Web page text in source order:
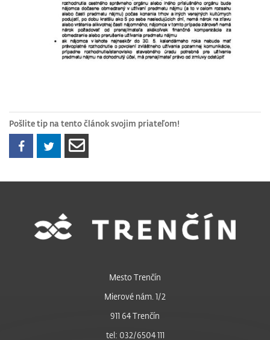
Pošlite tip na tento článok svojim priateľom!
Mesto Trenčín
Mierové nám. 1/2
911 64 Trenčín
tel: 032/6504 111